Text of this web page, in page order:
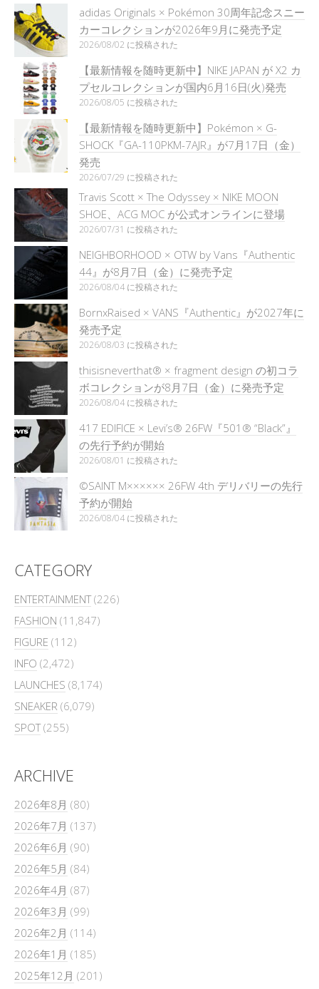
adidas Originals × Pokémon 30周年記念スニー
カーコレクションが2026年9月に発売予定
2026/08/02 に投稿された
【最新情報を随時更新中】NIKE JAPAN が X2 カ
プセルコレクションが国内6月16日(火)発売
2026/08/05 に投稿された
【最新情報を随時更新中】Pokémon × G-
SHOCK『GA-110PKM-7AJR』が7月17日（金）
発売
2026/07/29 に投稿された
Travis Scott × The Odyssey × NIKE MOON
SHOE、ACG MOC が公式オンラインに登場
2026/07/31 に投稿された
NEIGHBORHOOD × OTW by Vans『Authentic
44』が8月7日（金）に発売予定
2026/08/04 に投稿された
BornxRaised × VANS『Authentic』が2027年に
発売予定
2026/08/03 に投稿された
thisisneverthat® × fragment design の初コラ
ボコレクションが8月7日（金）に発売予定
2026/08/04 に投稿された
417 EDIFICE × Levi’s® 26FW『501®︎ “Black”』
の先行予約が開始
2026/08/01 に投稿された
©SAINT M×××××× 26FW 4th デリバリーの先行
予約が開始
2026/08/04 に投稿された
CATEGORY
ENTERTAINMENT(226)
FASHION (11,847)
FIGURE (112)
INFO (2,472)
LAUNCHES (8,174)
SNEAKER (6,079)
SPOT(255)
ARCHIVE
2026年8月 (80)
2026年7月 (137)
2026年6月 (90)
2026年5月 (84)
2026年4月 (87)
2026年3月 (99)
2026年2月 (114)
2026年1月 (185)
2025年12月 (201)